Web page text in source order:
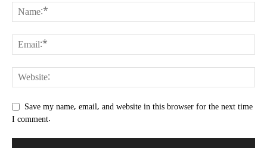
Save my name, email, and website in this browser for the next time
I comment.